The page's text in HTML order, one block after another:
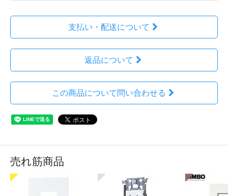
支払い・配送について
返品について
この商品について問い合わせる
売れ筋商品